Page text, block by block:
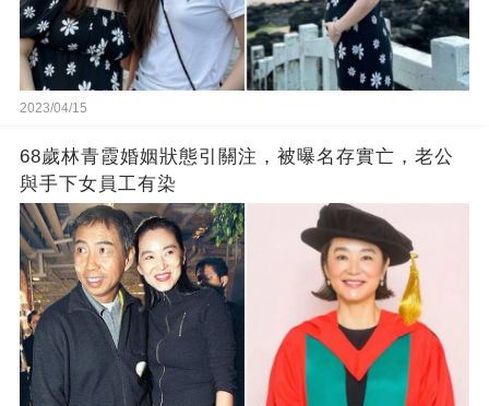
2023/04/15
68歲林青霞婚姻狀態引關注，被曝名存實亡，老公
與手下女員工有染